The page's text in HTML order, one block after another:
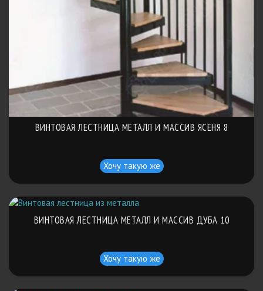
ВИНТОВАЯ ЛЕСТНИЦА МЕТАЛЛ И МАССИВ ЯСЕНЯ 8
Хочу такую же
ВИНТОВАЯ ЛЕСТНИЦА МЕТАЛЛ И МАССИВ ДУБА 10
Хочу такую же